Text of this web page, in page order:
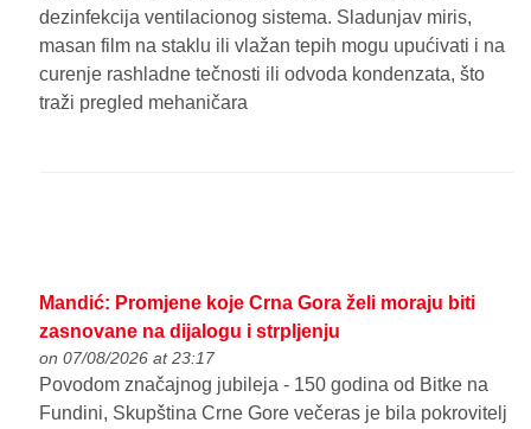
dezinfekcija ventilacionog sistema. Sladunjav miris,
masan film na staklu ili vlažan tepih mogu upućivati i na
curenje rashladne tečnosti ili odvoda kondenzata, što
traži pregled mehaničara
Mandić: Promjene koje Crna Gora želi moraju biti
zasnovane na dijalogu i strpljenju
on 07/08/2026 at 23:17
Povodom značajnog jubileja - 150 godina od Bitke na
Fundini, Skupština Crne Gore večeras je bila pokrovitelj